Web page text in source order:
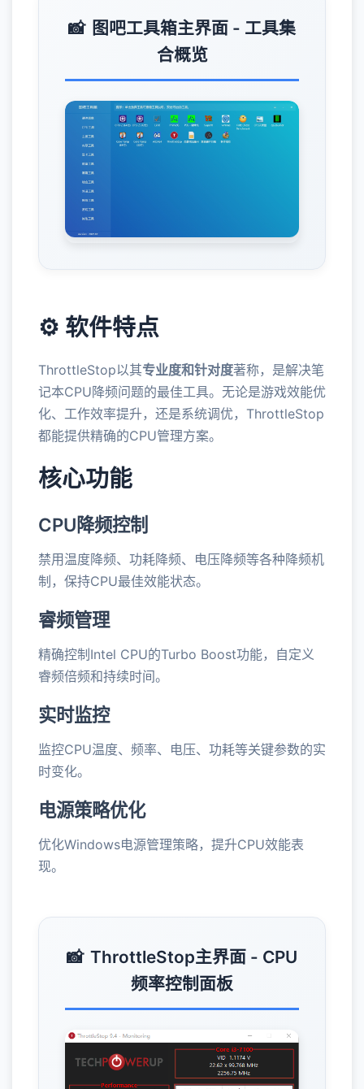
图吧工具箱主界面 - 工具集
合概览
⚙️ 软件特点
ThrottleStop以其专业度和针对度著称，是解决笔
记本CPU降频问题的最佳工具。无论是游戏效能优
化、工作效率提升，还是系统调优，ThrottleStop
都能提供精确的CPU管理方案。
核心功能
CPU降频控制
禁用温度降频、功耗降频、电压降频等各种降频机
制，保持CPU最佳效能状态。
睿频管理
精确控制Intel CPU的Turbo Boost功能，自定义
睿频倍频和持续时间。
实时监控
监控CPU温度、频率、电压、功耗等关键参数的实
时变化。
电源策略优化
优化Windows电源管理策略，提升CPU效能表
现。
ThrottleStop主界面 - CPU
频率控制面板